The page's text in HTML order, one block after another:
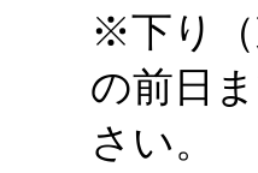
※下り（
の前日
さい。